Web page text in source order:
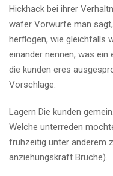
Hickhack bei ihrer
wafer Vorwurfe man
herflogen, wie gleichfalls
einander nennen, was
die kunden eres
Vorschlage:
Lagern Die kunden
Welche unterreden
fruhzeitig unter anderem
anziehungskraft Bruche).